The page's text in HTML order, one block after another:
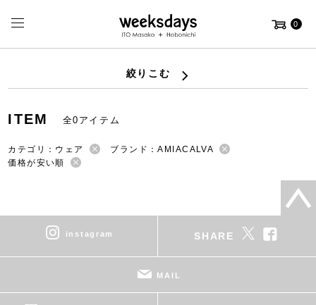
0
絞りこむ
ITEM 全0アイテム
カテゴリ：ウェア
ブランド：AMIACALVA
価格が安い順
instagram SHARE
MAIL